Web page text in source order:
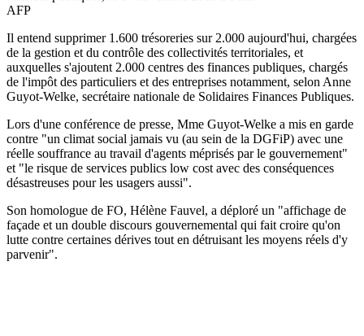
AFP
Il entend supprimer 1.600 trésoreries sur 2.000 aujourd'hui, chargées
de la gestion et du contrôle des collectivités territoriales, et
auxquelles s'ajoutent 2.000 centres des finances publiques, chargés
de l'impôt des particuliers et des entreprises notamment, selon Anne
Guyot-Welke, secrétaire nationale de Solidaires Finances Publiques.
Lors d'une conférence de presse, Mme Guyot-Welke a mis en garde
contre "un climat social jamais vu (au sein de la DGFiP) avec une
réelle souffrance au travail d'agents méprisés par le gouvernement"
et "le risque de services publics low cost avec des conséquences
désastreuses pour les usagers aussi".
Son homologue de FO, Hélène Fauvel, a déploré un "affichage de
façade et un double discours gouvernemental qui fait croire qu'on
lutte contre certaines dérives tout en détruisant les moyens réels d'y
parvenir".